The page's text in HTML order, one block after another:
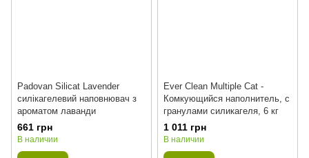
Padovan Silicat Lavender
силікагелевий наповнювач з
ароматом лаванди
661 грн
В наличии
Ever Clean Multiple Cat -
Комкующийся наполнитель, с
гранулами силикагеля, 6 кг
1 011 грн
В наличии